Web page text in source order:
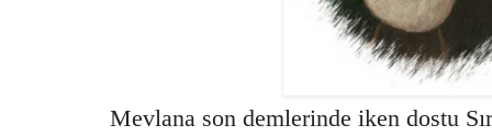
Mevlana son demlerinde iken dostu